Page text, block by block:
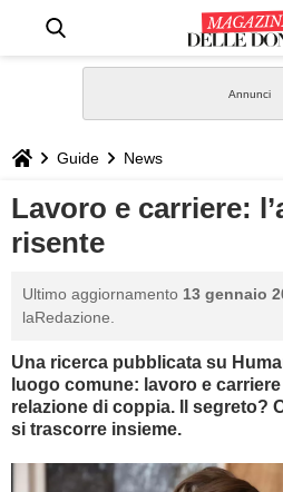
STILE
BIOGRAFIE
DEFINIZIONI
GASTRONOMIA
CAPELLI
Guide News
Lavoro e carriere:
risente
Ultimo aggiornamento 13 gennaio
laRedazione.
Una ricerca pubblicata su
luogo comune: lavoro e
relazione di coppia. Il segreto?
si trascorre insieme.